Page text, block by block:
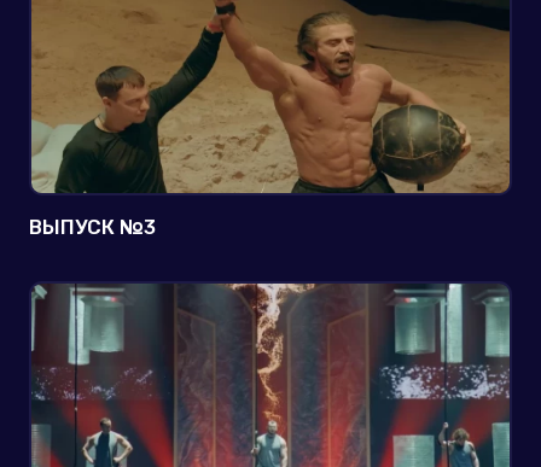
ВЫПУСК №3